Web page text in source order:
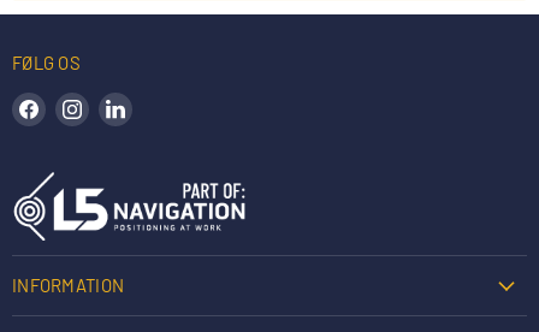
FØLG OS
Find os på Facebook
Find os på Instagram
INFORMATION